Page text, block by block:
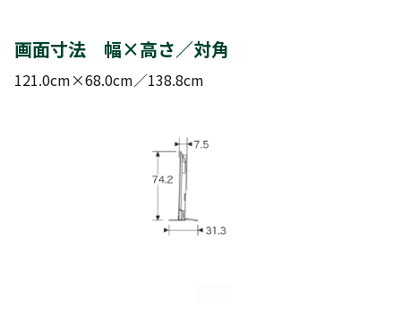
画面寸法 幅×高さ／対角
121.0cm×68.0cm／138.8cm